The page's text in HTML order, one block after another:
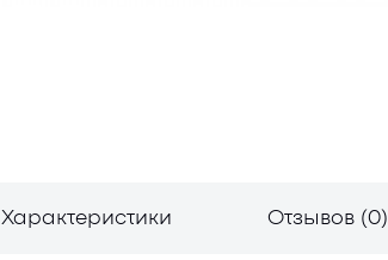
Характеристики Отзывов (0)